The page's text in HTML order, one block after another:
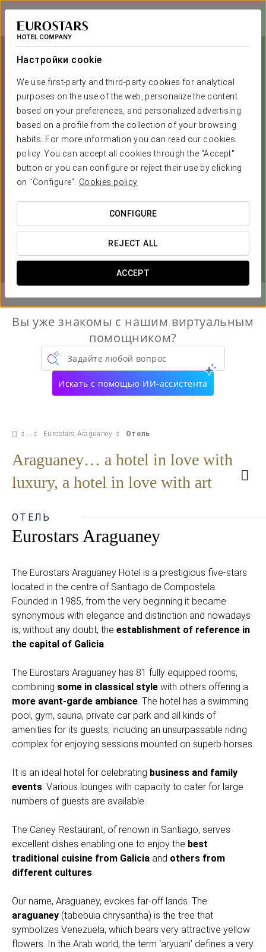
Настройки cookie
We use first-party and third-party cookies for analytical
purposes on the use of the web, personalize the content
based on your preferences, and personalized advertising
based on a profile from the collection of your browsing
habits. For more information you can read our cookies
policy. You can accept all cookies through the "Accept"
button or you can configure or reject their use by clicking
on "Configure". Cookies policy
CONFIGURE
REJECT ALL
ACCEPT
Eurostars Araguaney
САНТЬЯГО-ДЕ-КОМПОСТЕЛА
Eurostars Araguaney
САНТЬЯГО-ДЕ-КОМПОСТЕЛА
 
Вы уже знакомы с нашим виртуальным
помощником?
Задайте любой вопрос
Искать с помощью ИИ-ассистента
Eurostars Araguaney Отель
Araguaney… a hotel in love with
luxury, a hotel in love with art
ОТЕЛЬ
Eurostars Araguaney
The Eurostars Araguaney Hotel is a prestigious five-stars
located in the centre of Santiago de Compostela.
Founded in 1985, from the very beginning it became
synonymous with elegance and distinction and nowadays
is, without any doubt, the establishment of reference in
the capital of Galicia.
The Eurostars Araguaney has 81 fully equipped rooms,
combining some in classical style with others offering a
more avant-garde ambiance. The hotel has a swimming
pool, gym, sauna, private car park and all kinds of
amenities for its guests, including an unsurpassable riding
complex for enjoying sessions mounted on superb horses.
It is an ideal hotel for celebrating business and family
events. Various lounges with capacity to cater for large
numbers of guests are available.
The Caney Restaurant, of renown in Santiago, serves
excellent dishes enabling one to enjoy the best
traditional cuisine from Galicia and others from
different cultures.
Our name, Araguaney, evokes far-off lands. The
araguaney (tabebuia chrysantha) is the tree that
symbolizes Venezuela, which bears very attractive yellow
flowers. In the Arab world, the term ‘aryuani’ defines a very